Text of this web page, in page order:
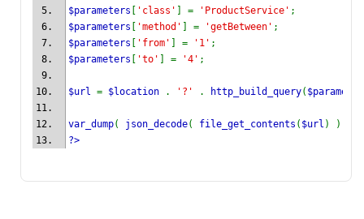
$parameters
'class' ] = 'ProductService' ;
$parameters
'method' ] = 'getBetween' ;
$parameters
'from' ] = '1' ;
$parameters
'to' ] = '4' ;
$url = $location . '?' . http_build_query(
var_dump( json_decode( file_get_contents ( $url ) ) );
?>